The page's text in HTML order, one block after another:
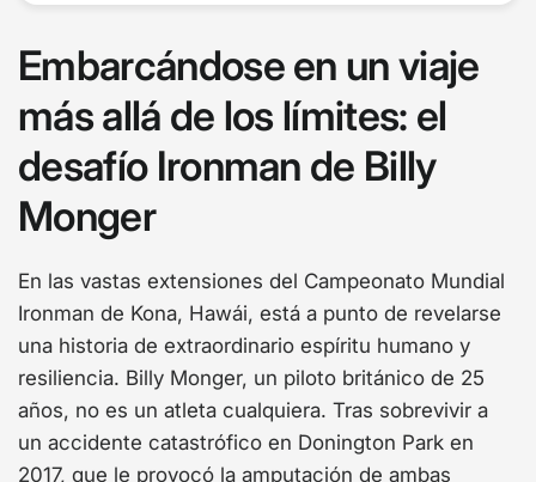
Embarcándose en un viaje
más allá de los límites: el
desafío Ironman de Billy
Monger
En las vastas extensiones del Campeonato Mundial
Ironman de Kona, Hawái, está a punto de revelarse
una historia de extraordinario espíritu humano y
resiliencia. Billy Monger, un piloto británico de 25
años, no es un atleta cualquiera. Tras sobrevivir a
un accidente catastrófico en Donington Park en
2017, que le provocó la amputación de ambas